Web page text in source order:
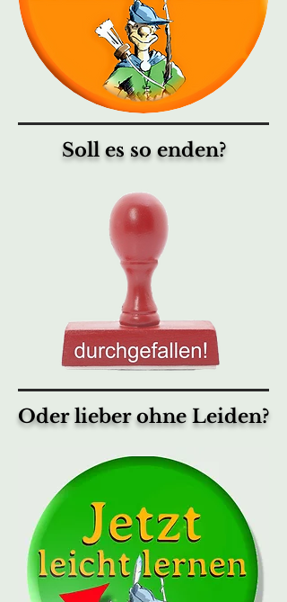
Soll es so enden?
Oder lieber ohne Leiden?